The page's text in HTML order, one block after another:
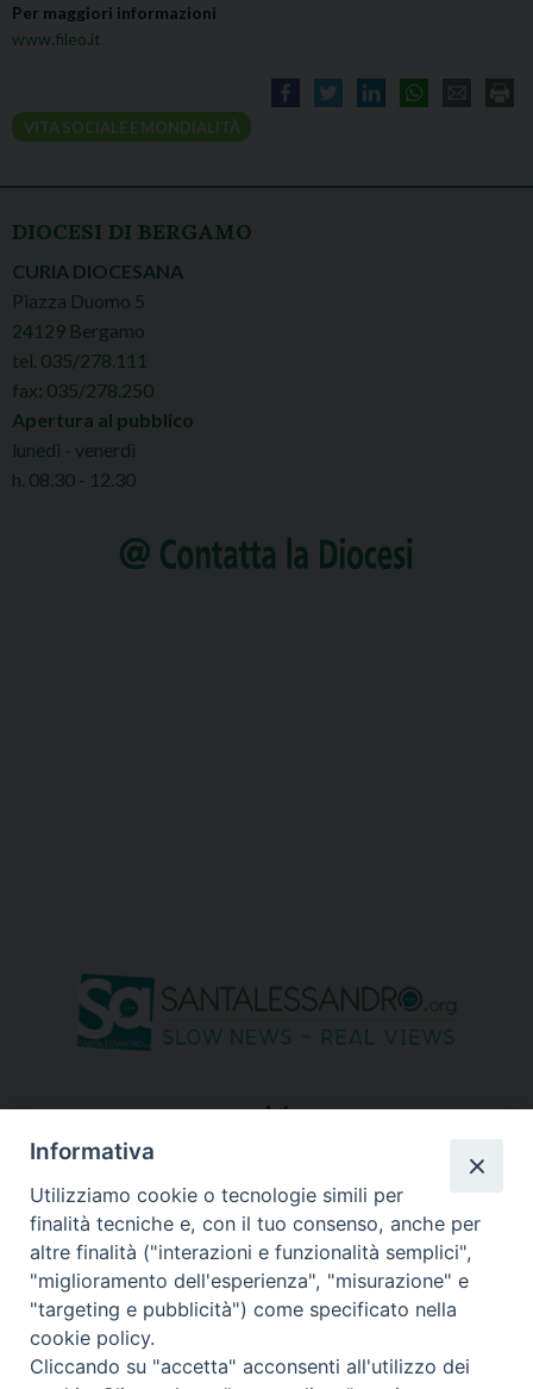
Per maggiori informazioni
www.fileo.it
VITA SOCIALE E MONDIALITÀ
DIOCESI DI BERGAMO
CURIA DIOCESANA
Piazza Duomo 5
24129 Bergamo
tel. 035/278.111
fax: 035/278.250
Apertura al pubblico
lunedì - venerdì
h. 08.30 - 12.30
seguici su
Informativa
Utilizziamo cookie o tecnologie simili per
finalità tecniche e, con il tuo consenso, anche per
altre finalità ("interazioni e funzionalità semplici",
"miglioramento dell'esperienza", "misurazione" e
"targeting e pubblicità") come specificato nella
cookie policy.
Cliccando su "accetta" acconsenti all'utilizzo dei